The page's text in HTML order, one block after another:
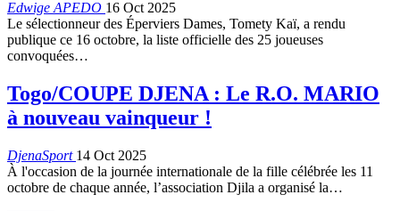
Edwige APEDO 16 Oct 2025
Le sélectionneur des Éperviers Dames, Tomety Kaï, a rendu
publique ce 16 octobre, la liste officielle des 25 joueuses
convoquées…
Togo/COUPE DJENA : Le R.O. MARIO
à nouveau vainqueur !
DjenaSport 14 Oct 2025
À l'occasion de la journée internationale de la fille célébrée les 11
octobre de chaque année, l’association Djila a organisé la…